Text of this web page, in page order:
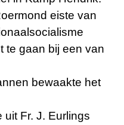
eiste van
te gaan bij een van
bewaakte het
Fr. J. Eurlings